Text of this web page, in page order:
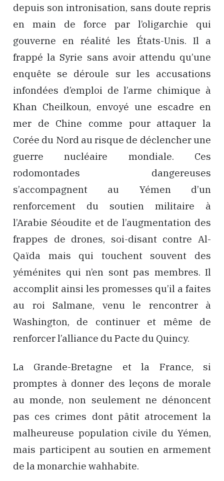
depuis son intronisation, sans doute repris
en main de force par l’oligarchie qui
gouverne en réalité les États-Unis. Il a
frappé la Syrie sans avoir attendu qu’une
enquête se déroule sur les accusations
infondées d’emploi de l’arme chimique à
Khan Cheilkoun, envoyé une escadre en
mer de Chine comme pour attaquer la
Corée du Nord au risque de déclencher une
guerre nucléaire mondiale. Ces
rodomontades dangereuses
s’accompagnent au Yémen d’un
renforcement du soutien militaire à
l’Arabie Séoudite et de l’augmentation des
frappes de drones, soi-disant contre Al-
Qaïda mais qui touchent souvent des
yéménites qui n’en sont pas membres. Il
accomplit ainsi les promesses qu’il a faites
au roi Salmane, venu le rencontrer à
Washington, de continuer et même de
renforcer l’alliance du Pacte du Quincy.
La Grande-Bretagne et la France, si
promptes à donner des leçons de morale
au monde, non seulement ne dénoncent
pas ces crimes dont pâtit atrocement la
malheureuse population civile du Yémen,
mais participent au soutien en armement
de la monarchie wahhabite.